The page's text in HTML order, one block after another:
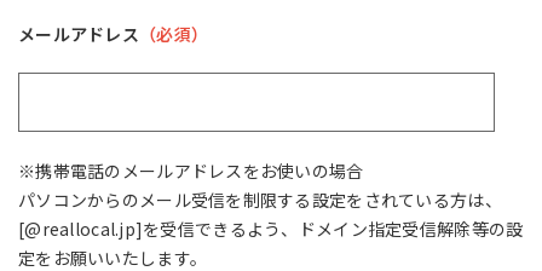
メールアドレス （必須）
※携帯電話のメールアドレスをお使いの場合
パソコンからのメール受信を制限する設定をされている方は、
[@reallocal.jp]を受信できるよう、ドメイン指定受信解除等の設
定をお願いいたします。